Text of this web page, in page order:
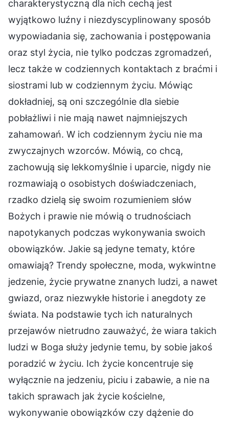
charakterystyczną dla nich cechą jest
wyjątkowo luźny i niezdyscyplinowany sposób
wypowiadania się, zachowania i postępowania
oraz styl życia, nie tylko podczas zgromadzeń,
lecz także w codziennych kontaktach z braćmi i
siostrami lub w codziennym życiu. Mówiąc
dokładniej, są oni szczególnie dla siebie
pobłażliwi i nie mają nawet najmniejszych
zahamowań. W ich codziennym życiu nie ma
zwyczajnych wzorców. Mówią, co chcą,
zachowują się lekkomyślnie i uparcie, nigdy nie
rozmawiają o osobistych doświadczeniach,
rzadko dzielą się swoim rozumieniem słów
Bożych i prawie nie mówią o trudnościach
napotykanych podczas wykonywania swoich
obowiązków. Jakie są jedyne tematy, które
omawiają? Trendy społeczne, moda, wykwintne
jedzenie, życie prywatne znanych ludzi, a nawet
gwiazd, oraz niezwykłe historie i anegdoty ze
świata. Na podstawie tych ich naturalnych
przejawów nietrudno zauważyć, że wiara takich
ludzi w Boga służy jedynie temu, by sobie jakoś
poradzić w życiu. Ich życie koncentruje się
wyłącznie na jedzeniu, piciu i zabawie, a nie na
takich sprawach jak życie kościelne,
wykonywanie obowiązków czy dążenie do